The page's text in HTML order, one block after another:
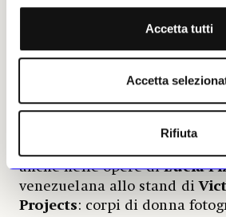
Accetta tutti
Accetta
Rifiuta
Almudena Romeropresenta
stampate in maniera
processo di fotosintesi delle
sculture.
anche nelle opere diLucia
venezuelana allo stand di
Projects: corpi di donna